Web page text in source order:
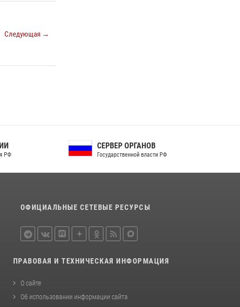
Следующая →
РФ
СЕРВЕР ОРГАНОВ
Государственной власти РФ
ОФИЦИАЛЬНЫЕ СЕТЕВЫЕ РЕСУРСЫ
ПРАВОВАЯ И ТЕХНИЧЕСКАЯ ИНФОРМАЦИЯ
О сайте
Об использовании информации сайта